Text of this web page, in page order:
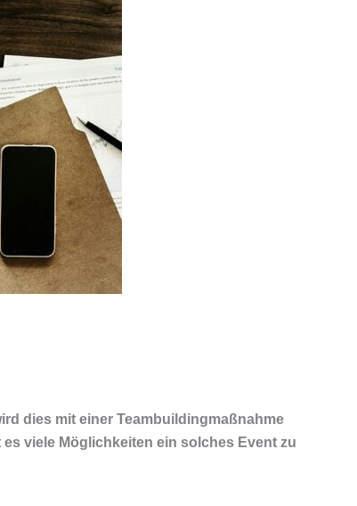
dies mit einer Teambuildingmaßnahme
viele Möglichkeiten ein solches Event zu